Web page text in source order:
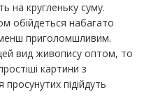
на кругленьку суму.
обійдеться набагато
приголомшливим.
вид живопису оптом, то
картини з
підійдуть